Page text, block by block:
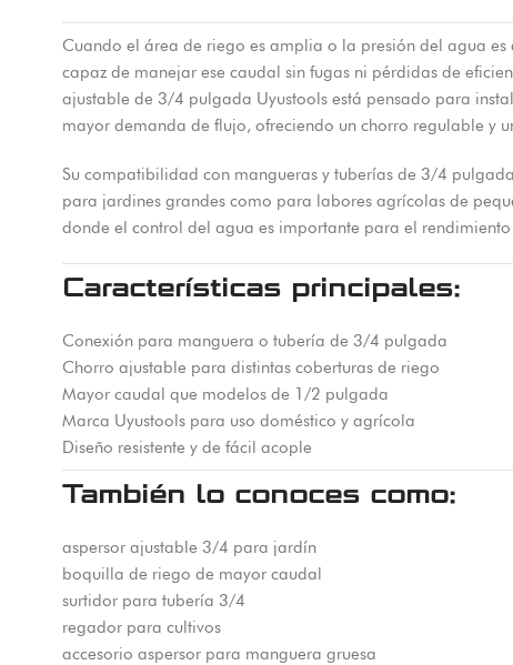
Cuando el área de riego es amplia o la presión del agua es
capaz de manejar ese caudal sin fugas ni pérdidas de
ajustable de 3/4 pulgada Uyustools está pensado para
mayor demanda de flujo, ofreciendo un chorro regulable y
Su compatibilidad con mangueras y tuberías de 3/4
para jardines grandes como para labores agrícolas de
donde el control del agua es importante para el
Características principales:
Conexión para manguera o tubería de 3/4 pulgada
Chorro ajustable para distintas coberturas de riego
Mayor caudal que modelos de 1/2 pulgada
Marca Uyustools para uso doméstico y agrícola
Diseño resistente y de fácil acople
También lo conoces como:
aspersor ajustable 3/4 para jardín
boquilla de riego de mayor caudal
surtidor para tubería 3/4
regador para cultivos
accesorio aspersor para manguera gruesa